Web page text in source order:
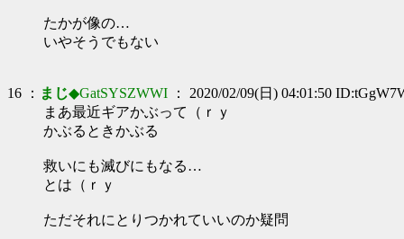
たかが像の…
いやそうでもない
16 ： まじ◆GatSYSZWWI ： 2020/02/09(日) 04:01:50
まあ最近ギアかぶって（ｒｙ
かぶるときかぶる
救いにも滅びにもなる…
とは（ｒｙ
ただそれにとりつかれていいのか疑問